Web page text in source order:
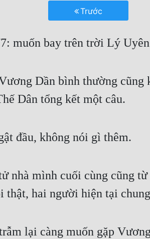
Trước
muốn bay trên trời Lý Uyên
Dần bình thường cũng
Dân tổng kết một câu.
đầu, không nói gì thêm.
nhà mình cuối cùng cũng
thật, hai người hiện tại
lại càng muốn gặp